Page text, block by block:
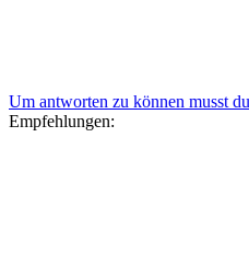
Um antworten zu können musst
Empfehlungen: